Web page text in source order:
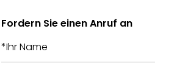
Fordern Sie einen Anruf an